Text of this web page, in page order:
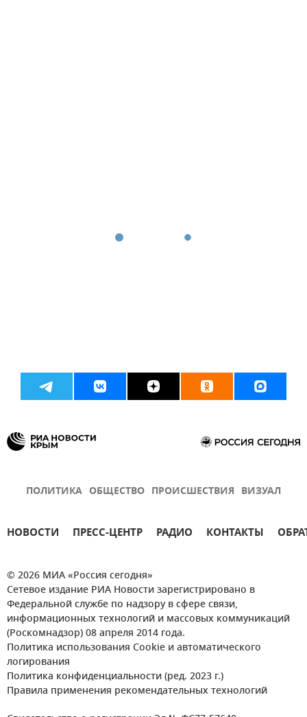
ПОЛИТИКА ОБЩЕСТВО ПРОИСШЕСТВИЯ ВИЗУАЛ
НОВОСТИ ПРЕСС-ЦЕНТР РАДИО КОНТАКТЫ
© 2026 МИА «Россия сегодня»
Сетевое издание РИА Новости зарегистрировано в
Федеральной службе по надзору в сфере связи,
информационных технологий и массовых коммуникаций
(Роскомнадзор) 08 апреля 2014 года.
Политика использования Cookie и автоматического
логирования
Политика конфиденциальности (ред. 2023 г.)
Правила применения рекомендательных технологий